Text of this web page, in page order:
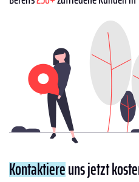
Kontaktiereuns jetzt